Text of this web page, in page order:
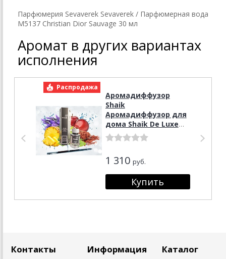
Парфюмерия Sevaverek Sevaverek / Парфюмерная вода
M5137 Christian Dior Sauvage 30 мл
Аромат в других вариантах
исполнения
Распродажа
Аромадиффузор
Shaik
Аромадиффузор для
дома Shaik De Luxe
Bamboo № 159
Christian Dior Sauvage
1 310 руб.
Контакты Информация Каталог